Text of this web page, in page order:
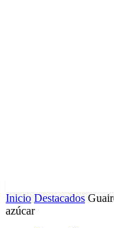
Inicio Destacados
azúcar